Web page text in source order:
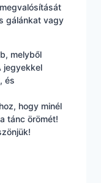
gálánkat vagy
melyből
jegyekkel
és
hogy minél
tánc örömét!